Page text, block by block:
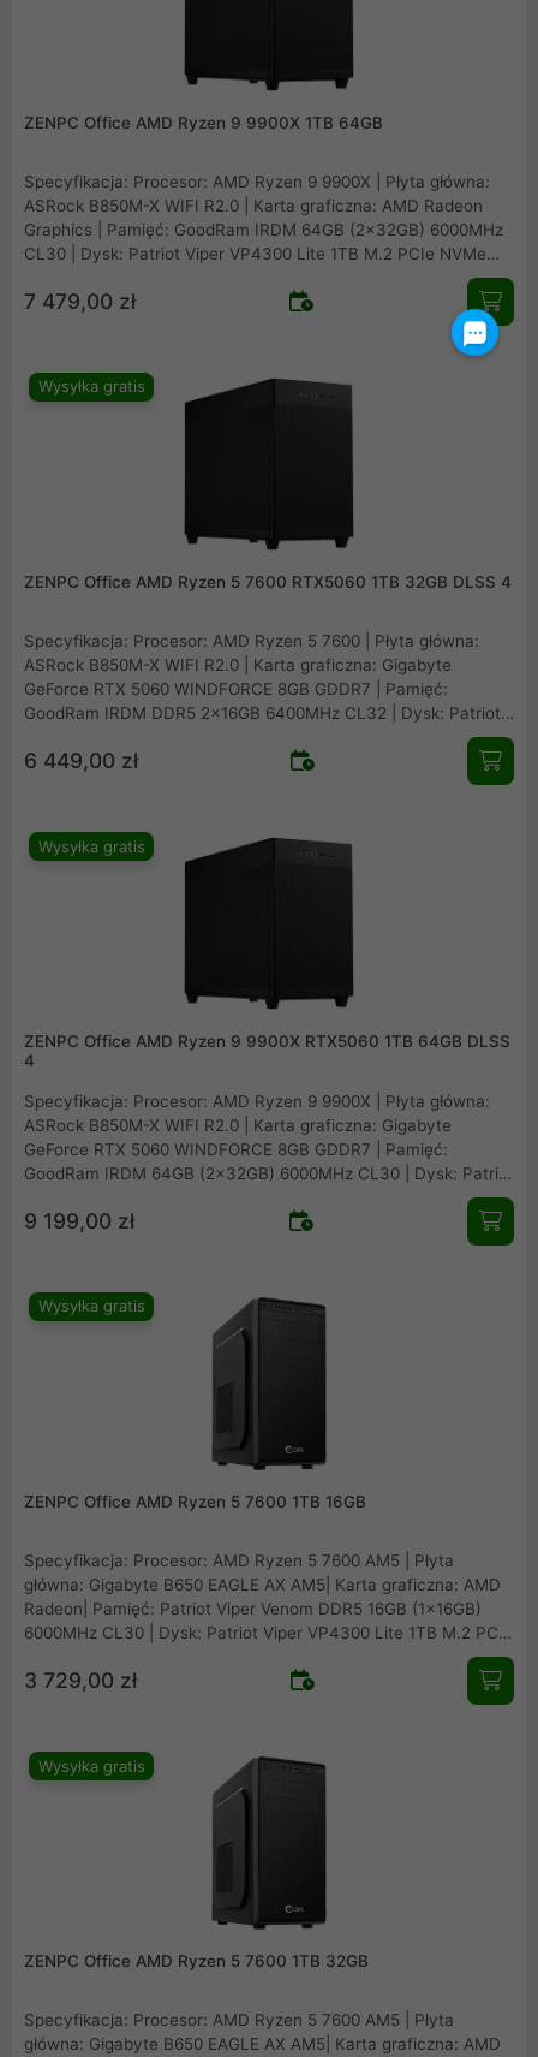
ZENPC Office AMD Ryzen 9 9900X 1TB 64GB
Specyfikacja: Procesor: AMD Ryzen 9 9900X | Płyta główna:
ASRock B850M-X WIFI R2.0 | Karta graficzna: AMD Radeon
Graphics | Pamięć: GoodRam IRDM 64GB (2x32GB) 6000MHz
CL30 | Dysk: Patriot Viper VP4300 Lite 1TB M.2 PCIe NVMe
Gen4 | Obudowa: Asus Prime AP201 Mesh | Zasilacz: Seasonic
B12 BM-550 80Plus Bronze 550W | Chłodzenie procesora:
Arctic Freezer 36 Black | Wentylatory: 1x fabryczny + 2x
7 479,00 zł
Wysyłka gratis
ZENPC Office AMD Ryzen 5 7600 RTX5060 1TB 32GB DLSS 4
Specyfikacja: Procesor: AMD Ryzen 5 7600 | Płyta główna:
ASRock B850M-X WIFI R2.0 | Karta graficzna: Gigabyte
GeForce RTX 5060 WINDFORCE 8GB GDDR7 | Pamięć:
GoodRam IRDM DDR5 2x16GB 6400MHz CL32 | Dysk: Patriot
Viper VP4300 Lite 1TB M.2 PCIe NVMe Gen4 | Obudowa: Asus
Prime AP201 Mesh | Zasilacz: Seasonic B12 BM-550 80Plus
Bronze 550W | Chłodzenie procesora: Arctic Freezer 36 Black |
6 449,00 zł
Wysyłka gratis
ZENPC Office AMD Ryzen 9 9900X RTX5060 1TB 64GB DLSS
4
Specyfikacja: Procesor: AMD Ryzen 9 9900X | Płyta główna:
ASRock B850M-X WIFI R2.0 | Karta graficzna: Gigabyte
GeForce RTX 5060 WINDFORCE 8GB GDDR7 | Pamięć:
GoodRam IRDM 64GB (2x32GB) 6000MHz CL30 | Dysk: Patriot
Viper VP4300 Lite 1TB M.2 PCIe NVMe Gen4 | Obudowa: Asus
Prime AP201 Mesh | Zasilacz: Seasonic B12 BM-550 80Plus
Bronze 550W | Chłodzenie procesora: Arctic Freezer 36 Black |
9 199,00 zł
Wysyłka gratis
ZENPC Office AMD Ryzen 5 7600 1TB 16GB
Specyfikacja: Procesor: AMD Ryzen 5 7600 AM5 | Płyta
główna: Gigabyte B650 EAGLE AX AM5| Karta graficzna: AMD
Radeon| Pamięć: Patriot Viper Venom DDR5 16GB (1x16GB)
6000MHz CL30 | Dysk: Patriot Viper VP4300 Lite 1TB M.2 PCIe
NVMe Gen4 | Obudowa: ZENPC O1 Office | Zasilacz: Montech
APX650 650W
3 729,00 zł
Wysyłka gratis
ZENPC Office AMD Ryzen 5 7600 1TB 32GB
Specyfikacja: Procesor: AMD Ryzen 5 7600 AM5 | Płyta
główna: Gigabyte B650 EAGLE AX AM5| Karta graficzna: AMD